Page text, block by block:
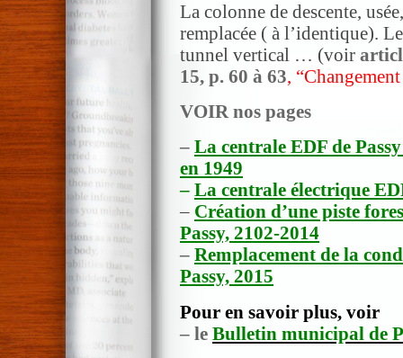
La colonne de descente,
remplacée ( à l’identique).
tunnel vertical … (voir
15, p. 60 à 63,
VOIR nos pages
– La centrale EDF de
en 1949
– La centrale électrique
– Création d’une piste
Passy, 2102-2014
– Remplacement de la
Passy, 2015
Pour en savoir plus, voir
– le Bulletin municipal de